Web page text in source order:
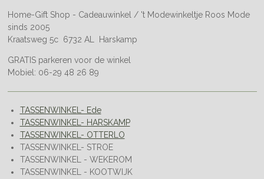
Home-Gift Shop - Cadeauwinkel / 't Modewinkeltje Roos Mode
sinds 2005
Kraatsweg 5c 6732 AL Harskamp
GRATIS parkeren voor de winkel
Mobiel: 06-29 48 26 89
TASSENWINKEL- Ede
TASSENWINKEL- HARSKAMP
TASSENWINKEL- OTTERLO
TASSENWINKEL- STROE
TASSENWINKEL - WEKEROM
TASSENWINKEL - KOOTWIJK